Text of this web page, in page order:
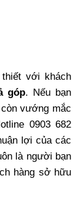
với khách
góp. Nếu bạn
vướng mắc
0903 682
lợi của các
là người bạn
hàng sở hữu